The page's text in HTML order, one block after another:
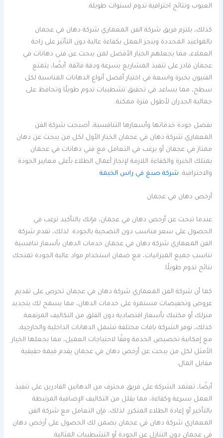
العيوب ونتائج احترافية تدوم لسنوات طويلة.
كذلك، يلتزم فريق شركة الفن المعماري شركة دهان في عجمان
بالمواعيد المحددة وينجز العمل بكفاءة عالية دون التأثير على راحة
العملاء، مما يجعلهم الخيار الأفضل لمن يبحث عن فني دهانات في
عجمان قادر على تنفيذ المشاريع بسرعة ودقة فائقة. أيضًا، يتمتع
الفنيون بخبرة واسعة في اختيار أفضل أنواع الدهانات المناسبة لكل
سطح، مما يساعد في تحقيق تشطيبات تدوم طويلًا وتحافظ على
جمالية الجدران لأطول فترة ممكنة.
بفضل جودة خدماتها وأسعارها التنافسية، أصبحت شركة الفن
المعماري شركة دهان في عجمان الخيار الأول لكل من يبحث عن دهان
ممتاز في عجمان أو يرغب في التعامل مع فني دهانات في عجمان
يمتلك الخبرة والكفاءة اللازمة لإنجاز أعمال الطلاء بأعلى معايير الجودة
والاحترافية. شركة صبغ في راس الخيمة
أرخص دهان في عجمان
عندما تبحث عن أرخص دهان في عجمان، فإنك بالتأكيد ترغب في
الحصول على سعر مناسب دون التضحية بالجودة. لذلك، تقدم شركة
الفن المعماري شركة دهان في عجمان خدمات الدهان بأسعار تنافسية
تناسب جميع الميزانيات، مع ضمان استخدام مواد عالية الجودة تمنحك
نتائج تدوم طويلًا.
كما أن شركة الفن المعماري شركة دهان في عجمان تحرص على تقديم
عروض وتخفيضات مستمرة على خدمات الدهان، مما يسمح لك بتجديد
منزلك أو مكتبك بأسعار اقتصادية دون القلق من التكاليف المرتفعة.
كذلك، توفر الشركة باقات مختلفة تشمل الدهانات الداخلية والخارجية،
مع إمكانية تخصيص الخدمة وفقًا لاحتياجات العميل، مما يجعلها الخيار
الأمثل لكل من يبحث عن أرخص دهان في عجمان يقدم قيمة حقيقية
مقابل المال.
أيضًا، تعتمد الشركة على فريق محترف من الدهانين القادرين على تنفيذ
العمل بسرعة وكفاءة، مما يقلل من التكاليف الإضافية المرتبطة
بالتأخير أو إعادة الطلاء المتكرر. لذلك، فإن التعامل مع شركة الفن
المعماري شركة دهان في عجمان يضمن لك الحصول على أرخص دهان
في عجمان دون التنازل عن الجودة أو التشطيبات المثالية.